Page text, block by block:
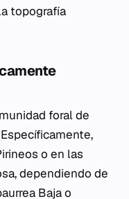
topografía
foral de
o en las
dependiendo de
Baja o